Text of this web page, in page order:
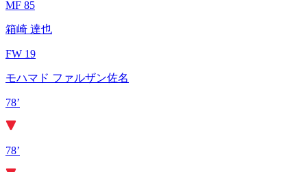
MF 85
箱崎 達也
FW 19
モハマド ファルザン佐名
78’
78’